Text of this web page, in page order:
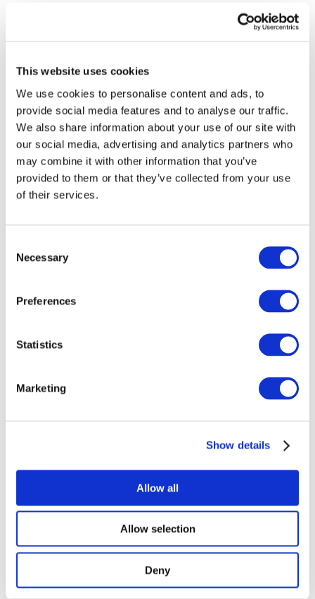
This website uses cookies
We use cookies to personalise content and ads, to
provide social media features and to analyse our traffic.
We also share information about your use of our site with
our social media, advertising and analytics partners who
may combine it with other information that you’ve
provided to them or that they’ve collected from your use
of their services.
Selection
Necessary
Preferences
Statistics
Marketing
Show details
Allow all
Allow selection
Deny
Événements
Concerts
Tous les pays
Royaume-Uni